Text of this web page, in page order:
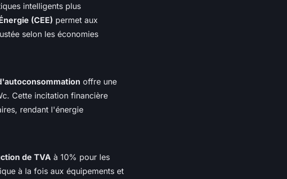
intelligents plus
(CEE) permet aux
selon les économies
offre une
Cette incitation financière
rendant l'énergie
de TVA à 10% pour les
à la fois aux équipements et